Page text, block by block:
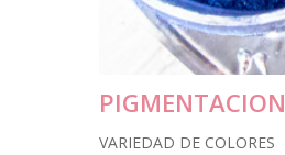
PIGMENTACION
VARIEDAD DE COLORES